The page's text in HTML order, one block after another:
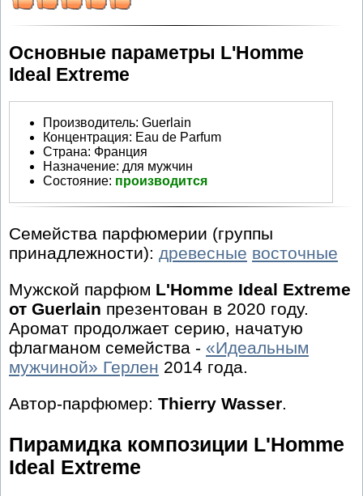
Основные параметры L'Homme
Ideal Extreme
Производитель: Guerlain
Концентрация: Eau de Parfum
Страна: Франция
Назначение: для мужчин
Состояние: производится
Семейства парфюмерии (группы
принадлежности): древесные восточные
Мужской парфюм L'Homme Ideal Extreme
от Guerlain презентован в 2020 году.
Аромат продолжает серию, начатую
флагманом семейства - «Идеальным
мужчиной» Герлен 2014 года.
Автор-парфюмер: Thierry Wasser.
Пирамидка композиции L'Homme
Ideal Extreme